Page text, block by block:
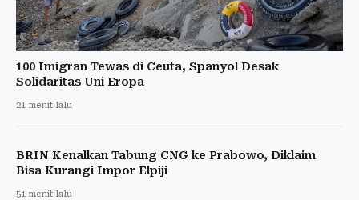
100 Imigran Tewas di Ceuta, Spanyol Desak
Solidaritas Uni Eropa
21 menit lalu
BRIN Kenalkan Tabung CNG ke Prabowo, Diklaim
Bisa Kurangi Impor Elpiji
51 menit lalu